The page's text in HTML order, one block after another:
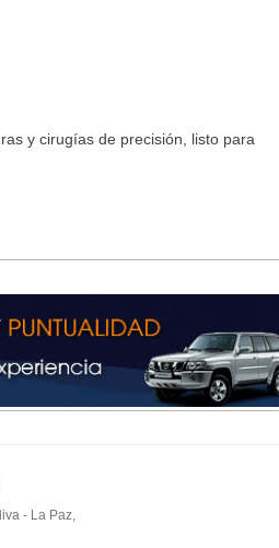
y cirugías de precisión, listo para
- La Paz,